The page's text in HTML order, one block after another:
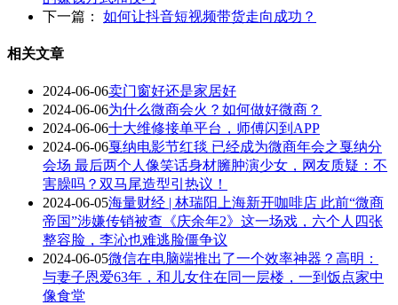
下一篇： 如何让抖音短视频带货走向成功？
相关文章
2024-06-06卖门窗好还是家居好
2024-06-06为什么微商会火？如何做好微商？
2024-06-06十大维修接单平台，师傅闪到APP
2024-06-06戛纳电影节红毯 已经成为微商年会之戛纳分
会场 最后两个人像笑话身材臃肿演少女，网友质疑：不
害臊吗？双马尾造型引热议！
2024-06-05海量财经 | 林瑞阳上海新开咖啡店 此前“微商
帝国”涉嫌传销被查《庆余年2》这一场戏，六个人四张
整容脸，李沁也难逃脸僵争议
2024-06-05微信在电脑端推出了一个效率神器？高明：
与妻子恩爱63年，和儿女住在同一层楼，一到饭点家中
像食堂